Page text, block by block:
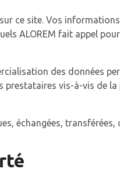
ce site. Vos
ALOREM fait appel
des données
prestataires vis-à-vis de
échangées,